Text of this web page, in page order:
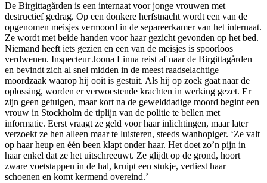
De Birgittagården is een internaat voor jonge vrouwen met
destructief gedrag. Op een donkere herfstnacht wordt een van de
opgenomen meisjes vermoord in de separeerkamer van het internaat.
Ze wordt met beide handen voor haar gezicht gevonden op het bed.
Niemand heeft iets gezien en een van de meisjes is spoorloos
verdwenen. Inspecteur Joona Linna reist af naar de Birgittagården
en bevindt zich al snel midden in de meest raadselachtige
moordzaak waarop hij ooit is gestuit. Als hij op zoek gaat naar de
oplossing, worden er verwoestende krachten in werking gezet. Er
zijn geen getuigen, maar kort na de gewelddadige moord begint een
vrouw in Stockholm de tiplijn van de politie te bellen met
informatie. Eerst vraagt ze geld voor haar inlichtingen, maar later
verzoekt ze hen alleen maar te luisteren, steeds wanhopiger. ‘Ze valt
op haar heup en één been klapt onder haar. Het doet zo’n pijn in
haar enkel dat ze het uitschreeuwt. Ze glijdt op de grond, hoort
zware voetstappen in de hal, kruipt een stukje, verliest haar
schoenen en komt kermend overeind.’